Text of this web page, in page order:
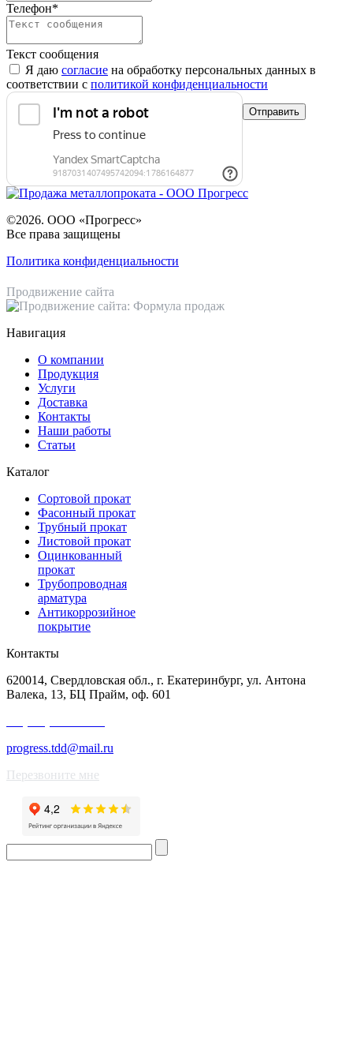
Телефон*
Текст сообщения
Я даю согласие на обработку персональных данных в
соответствии с политикой конфиденциальности
©2026. ООО «Прогресс»
Все права защищены
Политика конфиденциальности
Продвижение сайта
Навигация
О компании
Продукция
Услуги
Доставка
Контакты
Наши работы
Статьи
Каталог
Сортовой прокат
Фасонный прокат
Трубный прокат
Листовой прокат
Оцинкованный
прокат
Трубопроводная
арматура
Антикоррозийное
покрытие
Контакты
620014, Свердловская обл., г. Екатеринбург, ул. Антона
Валека, 13, БЦ Прайм, оф. 601
progress.tdd@mail.ru
Перезвоните мне